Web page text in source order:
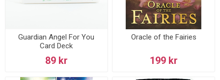
Guardian Angel For You
Card Deck
89 kr
Oracle of the Fairies
199 kr